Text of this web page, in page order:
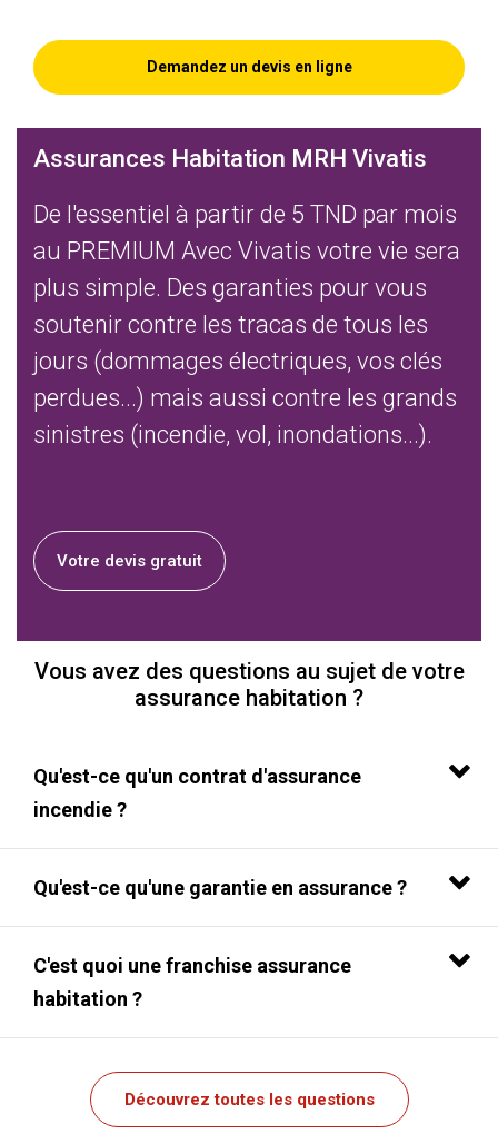
Demandez un devis en ligne
Assurances Habitation MRH Vivatis
De l'essentiel à partir de 5 TND par mois
au PREMIUM Avec Vivatis votre vie sera
plus simple. Des garanties pour vous
soutenir contre les tracas de tous les
jours (dommages électriques, vos clés
perdues...) mais aussi contre les grands
sinistres (incendie, vol, inondations...).
Votre devis gratuit
Vous avez des questions au sujet de votre
assurance habitation ?
Qu'est-ce qu'un contrat d'assurance
incendie ?
Qu'est-ce qu'une garantie en assurance ?
C'est quoi une franchise assurance
habitation ?
Découvrez toutes les questions